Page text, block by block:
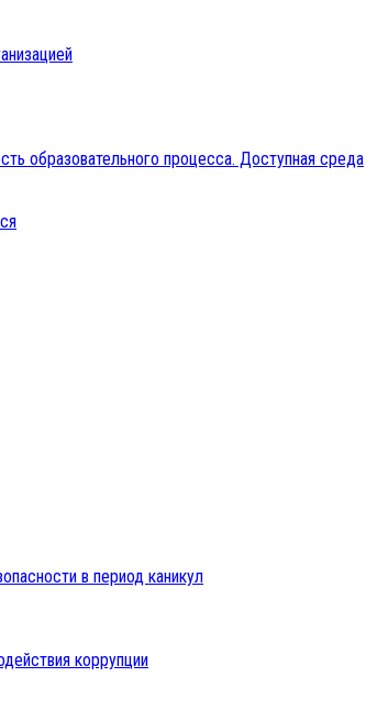
образовательного процесса. Доступная среда
в период каникул
коррупции